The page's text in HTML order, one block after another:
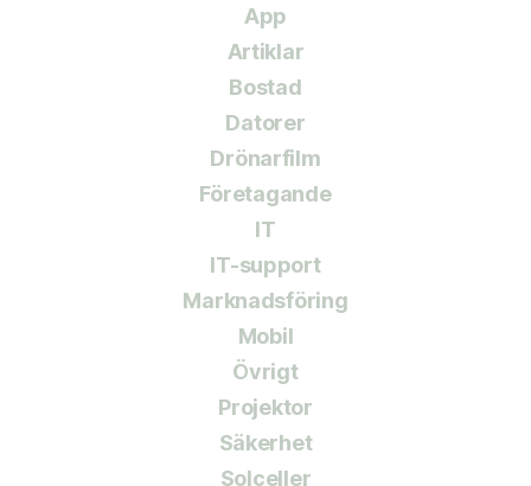
App
Artiklar
Bostad
Datorer
Drönarfilm
Företagande
IT
IT-support
Marknadsföring
Mobil
Övrigt
Projektor
Säkerhet
Solceller